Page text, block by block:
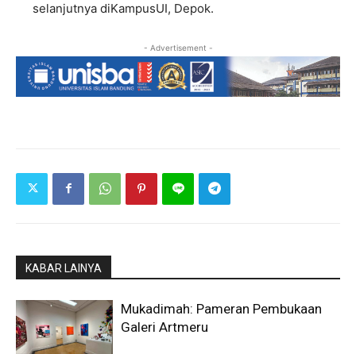
selanjutnya diKampusUI, Depok.
- Advertisement -
KABAR LAINYA
Mukadimah: Pameran Pembukaan
Galeri Artmeru